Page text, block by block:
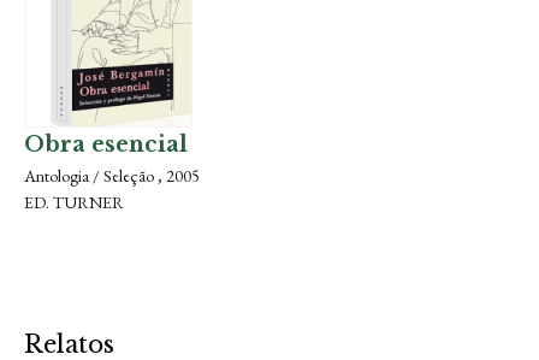
Obra esencial
Antologia / Seleção , 2005
ED. TURNER
Relatos